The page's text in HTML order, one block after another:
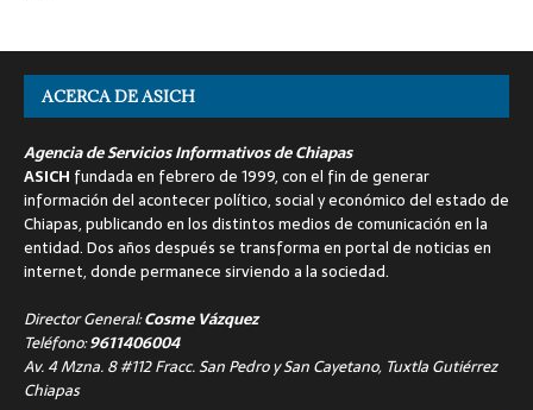
ACERCA DE ASICH
Agencia de Servicios Informativos de Chiapas
ASICH fundada en febrero de 1999, con el fin de generar
información del acontecer político, social y económico del estado de
Chiapas, publicando en los distintos medios de comunicación en la
entidad. Dos años después se transforma en portal de noticias en
internet, donde permanece sirviendo a la sociedad.
Director General:Cosme Vázquez
Teléfono:9611406004
Av. 4 Mzna. 8 #112 Fracc. San Pedro y San Cayetano, Tuxtla Gutiérrez
Chiapas